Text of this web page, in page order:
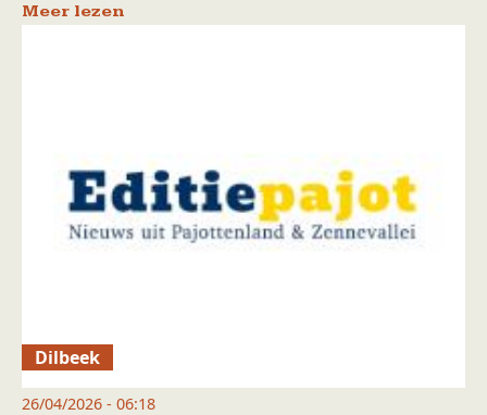
Meer lezen
Dilbeek
26/04/2026 - 06:18